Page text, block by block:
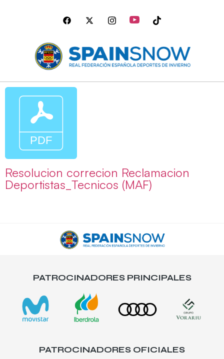
Resolucion correcion Reclamacion
Deportistas_Tecnicos (MAF)
PATROCINADORES PRINCIPALES
PATROCINADORES OFICIALES